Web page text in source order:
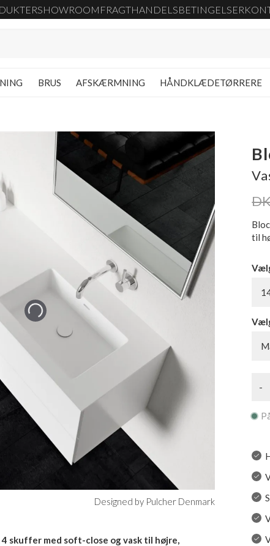
SHOWROOM FRAGTHANDELSBETINGELSER
BRUS AFSKÆRMNING HÅNDKLÆDETØRRERE
Designed by Pulcher Denmark
4 skuffer med soft-close og vask til højre,
til
-